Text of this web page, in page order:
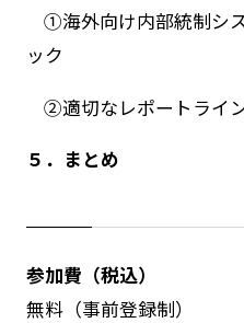
①海外向け内部統制シ
ック
②適切なレポートライ
５．まとめ
参加費（税込）
無料（事前登録制）